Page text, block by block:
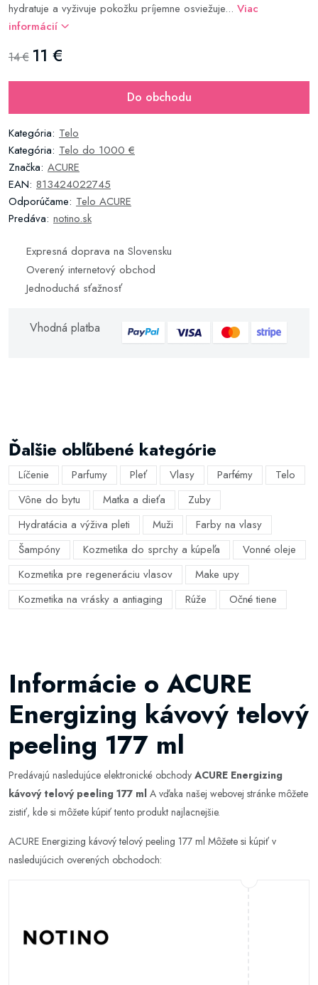
hydratuje a vyživuje pokožku príjemne osviežuje... Viac
informácií
14 € 11 €
Do obchodu
Kategória: Telo
Kategória: Telo do 1000 €
Značka: ACURE
EAN: 813424022745
Odporúčame: Telo ACURE
Predáva: notino.sk
Expresná doprava na Slovensku
Overený internetový obchod
Jednoduchá sťažnosť
Vhodná platba
Ďalšie obľúbené kategórie
Líčenie Parfumy Pleť Vlasy Parfémy
Telo
Vône do bytu
Matka a dieťa
Zuby
Hydratácia a výživa pleti
Muži
Farby na vlasy
Šampóny
Kozmetika do sprchy a kúpeľa
Vonné oleje
Kozmetika pre regeneráciu vlasov
Make upy
Kozmetika na vrásky a antiaging
Rúže Očné tiene
Informácie o ACURE
Energizing kávový telový
peeling 177 ml
Predávajú nasledujúce elektronické obchody ACURE Energizing
kávový telový peeling 177 ml A vďaka našej webovej stránke môžete
zistiť, kde si môžete kúpiť tento produkt najlacnejšie.
ACURE Energizing kávový telový peeling 177 ml Môžete si kúpiť v
nasledujúcich overených obchodoch: